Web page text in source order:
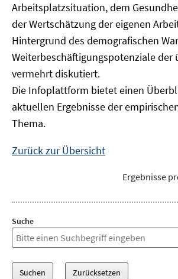
Arbeitsplatzsituation, dem
der Wertschätzung der eigenen
Hintergrund des demografischen
Weiterbeschäftigungspotenziale der
vermehrt diskutiert.
Die Infoplattform bietet einen
aktuellen Ergebnisse der
Thema.
Zurück zur Übersicht
Ergebnisse
Suche